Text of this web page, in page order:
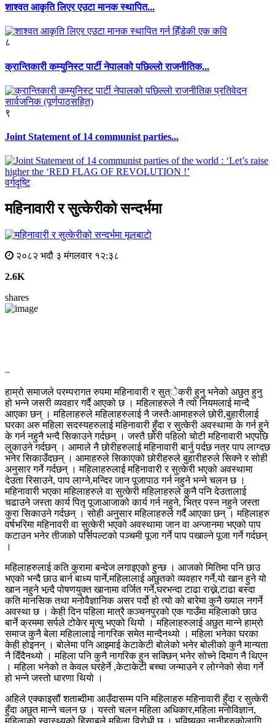
शाश्वत आकृति लिएर एउटा मानक स्थापित...
८
क्रान्तिकारी कम्युनिस्ट पार्टी नेपालको पछिल्लो राजनीतिक...
९
Joint Statement of 14 communist parties...
वर्गदृष्टि
महिनावारी र सुत्केरीको सन्दर्भमा
मूलबाटाे
२०८२ भदौ ३ मंगलवार १२:३८
2.6K
shares
–
हाम्रो समाजले परम्परागत रुपमा महिनावारी र सुत्ेकरी हुनु भनेको अछुत हुनु
हो भन्ने जसरी व्यवहार गर्दै आएको छ । महिलाहरुले नै त्यो नियमलाई मान्दै
आएका छन् । महिलाहरुले महिलाहरुलाई नै जस्तैःआमाहरुले छोरी,बुहारीलाई
घरका अरु महिला सदस्यहरुलाई महिनावारी हुँदा र सुत्केरी अवस्थामा के गर्न हुने
के गर्न नहुनै भन्दै सिकाउने गर्दछन् । जस्तै छोरी पहिलो चोटी महिनावारी भएपछि
लुकाउने गर्दछन् । आमाले नै छोरीहरुलाई महिनावारी बार्नु पर्दछ नत्र पाप लाग्दछ
भनेर सिकाउँदछन् । आमाहरुले सिकाएको छोरीहरुले बुहारीहरुले सिक्ने र सोही
अनुसार गर्ने गर्दछन् । महिलाहरुलाई महिनावारी र सुत्केरी भएको अवस्थामा
देउता रिसाउने, पाप लाग्ने,मन्दिर जान पूजापाठ गर्न नहुने भन्ने चलन छ ।
महिनावारी भएका महिलाहरुले वा सुत्केरी महिलाहरुले कुनै पनि देउतालाई
चढाउने जस्ता कार्य पितृ पूजाआजाको कार्य गर्न नहुने, भित्र पस्न नहुने जस्ता
कुरा सिकाउने गर्दछन् । सोही अनुसार महिलाहरुले गर्दै आएका छन् । महिलाहरु
वर्षभरिमा महिनावरी वा सुत्केरी भएको अवस्थामा जान वा अन्जानमा भएको पाप
कटाउन भनेर तीजको पर्सिपल्टको पञ्चमी पूजा गर्ने पाप पखाल्ने पूजा गर्ने गर्दछन्
।
महिलाहरुलाई कति कुरामा बन्देज लगाइएको हुन्छ । आजको मितिमा पनि छाउ
भएको भन्दै छाउ बार्न बाध्य पार्ने,महिलालाई अछुतको व्यवहार गर्ने,यो खान हुने यो
खान नहुने भन्र्दै पोषणयुक्त खानामा वर्जित गर्ने,घरभन्दा टाढा राख्ने,टाढा बस्दा
कति मानसिक तथा मनोवैज्ञानिक असर पर्दो हो त्यो को बारेमा कुनै ख्याल नगर्ने
अवस्था छ । केही दिन पहिला मात्रै कञ्चनपुरको एक गाउँमा महिलाको छाउ
बार्ने क्रममा सर्पले टोकेर मृत्यु भएको थियो । महिलाहरुलाई अछुत मान्ने हाम्रो
समाज कुनै बेला महिलालाई नागरिक समेत मान्दैनथ्यो । महिला भनेका घरका
केही होइनन् । बोलेमा पनि आइमाई केटाकेटी बोलेको भनेर बोलीको कुनै मान्यता
नै दिँदैनथ्यो । महिला पनि कुनै नागरिक हुन सक्छिन् भनेर सोच्ने दिमाग नै थिएन
। महिला भनेको त केवल घरहेर्ने ,केटाकेटी बच्चा जन्माउने र लोग्नेको सेवा गर्ने
हो भन्ने जस्तो धारणा थियो ।
अहिले एक्काइसौं शताब्दीमा आउँदासम्म पनि महिलाहरु महिनावारी हुँदा र सुत्केरी
हुँदा अछुत मान्ने चलन छ । यस्तो चलन महिला अधिकार,महिला मनोविज्ञान,